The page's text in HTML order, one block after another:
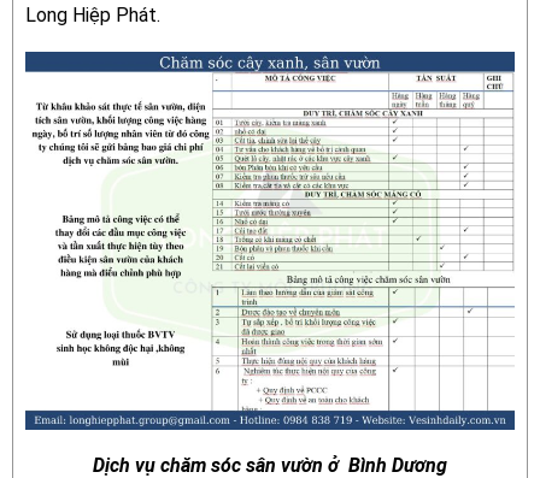
Long Hiệp Phát.
Dịch vụ chăm sóc sân vườn ở Bình Dương